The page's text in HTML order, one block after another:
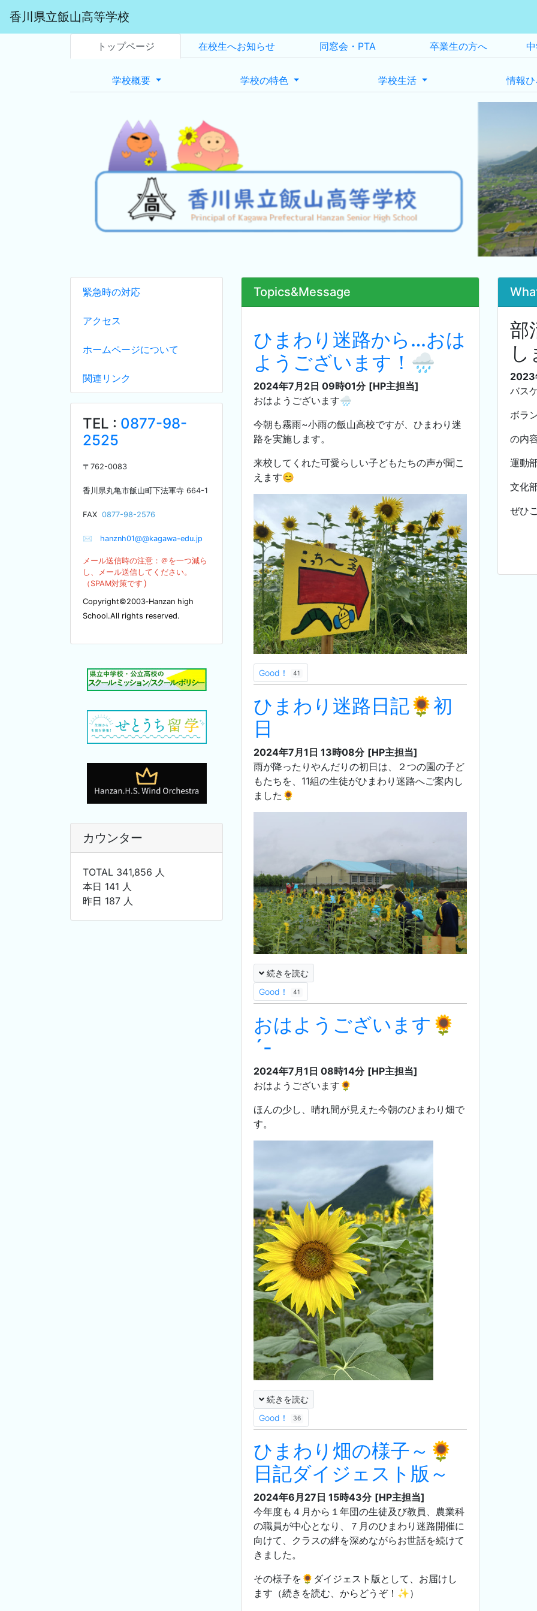
香川県立飯山高等学校
トップページ 在校生へお知らせ 同窓会・PTA 卒業生の方へ
学校概要 学校の特色 学校生活 情報
緊急時の対応
アクセス
ホームページについて
関連リンク
TEL : 0877-98-
2525
〒 762-0083
香川県丸亀市飯山町下法軍寺 664-1
FAX 0877-98-2576
✉ hanznh01@@kagawa-edu.jp
メール送信時の注意：＠を一つ減ら
し、メール送信してください。
（SPAM対策です ）
Copyright©2003‐Hanzan high
School.All rights reserved.
カウンター
TOTAL 341,856 人
本日 141 人
昨日 187 人
Topics&Message
ひまわり迷路から…おは
ようございます！🌧
2024年7月2日 09時01分 [HP主担当]
おはようございます🌧
今朝も霧雨~小雨の飯山高校ですが、ひまわり迷
路を実施します。
来校してくれた可愛らしい子どもたちの声が聞こ
えます😊
Good！ 41
ひまわり迷路日記🌻初
日
2024年7月1日 13時08分 [HP主担当]
雨が降ったりやんだりの初日は、２つの園の子ど
もたちを、11組の生徒がひまわり迷路へご案内し
ました🌻
続きを読む
Good！
41
おはようございます🌻
´-
2024年7月1日 08時14分 [HP主担当]
おはようございます🌻
ほんの少し、晴れ間が見えた今朝のひまわり畑で
す。
続きを読む
Good！
36
ひまわり畑の様子～🌻
日記ダイジェスト版～
2024年6月27日 15時43分 [HP主担当]
今年度も４月から１年団の生徒及び教員、農業科
の職員が中心となり、７月のひまわり迷路開催に
向けて、クラスの絆を深めながらお世話を続けて
きました。
その様子を🌻ダイジェスト版として、お届けし
ます（続きを読む、からどうぞ！✨）
部
し
2023
バス
ボラ
の内
運動
文化
ぜひ